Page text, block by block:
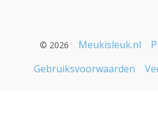
© 2026 Meukisleuk.nl
Gebruiksvoorwaarden